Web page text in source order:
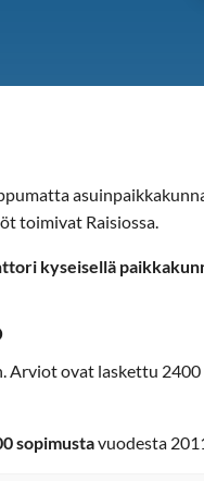
toimivat Raisiossa.
kyseisellä
ovat laskettu
sopimustavuodesta